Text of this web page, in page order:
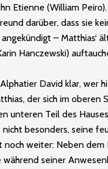
Etienne (William
darüber, dass sie
– Matthias‘
Hanczewski)
David klar, wer
der sich im oberen
unteren Teil des
besonders, seine
noch weiter: Neben
während seiner